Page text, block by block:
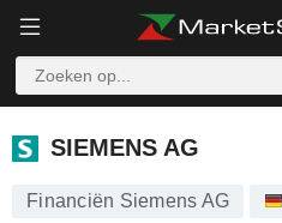
SIEMENS AG
SIEMENS AG
Financiën Siemens AG